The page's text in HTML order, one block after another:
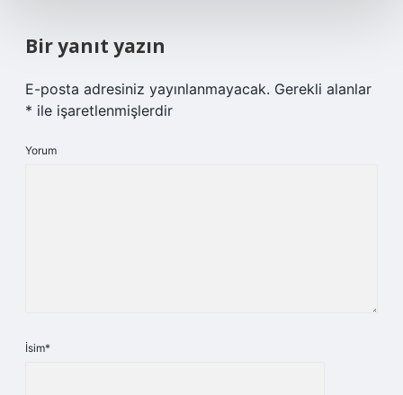
Bir yanıt yazın
E-posta adresiniz yayınlanmayacak. Gerekli alanlar
* ile işaretlenmişlerdir
Yorum
İsim*